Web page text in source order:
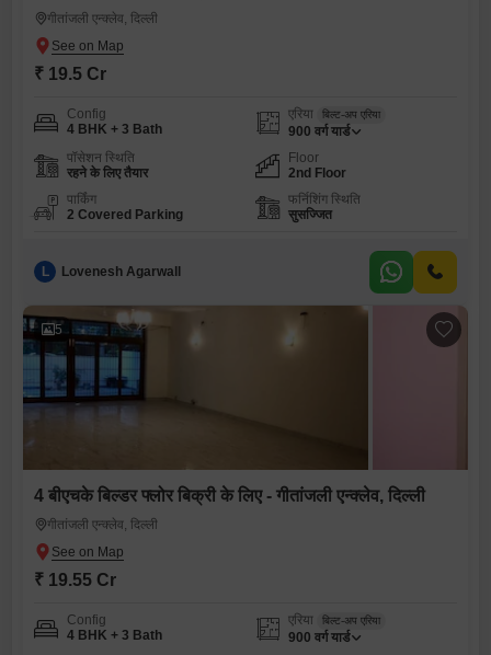
गीतांजली एन्क्लेव, दिल्ली
₹ 19.5 Cr
Config
4 BHK + 3 Bath
एरिया बिल्ट-अप एरिया
900 वर्ग यार्ड
पॉसेशन स्थिति
रहने के लिए तैयार
Floor
2nd Floor
पार्किंग
2 Covered Parking
फर्निशिंग स्थिति
सुसज्जित
L Lovenesh Agarwall
5
4 बीएचके बिल्डर फ्लोर बिक्री के लिए - गीतांजली एन्क्लेव, दिल्ली
गीतांजली एन्क्लेव, दिल्ली
₹ 19.55 Cr
Config
4 BHK + 3 Bath
एरिया बिल्ट-अप एरिया
900 वर्ग यार्ड